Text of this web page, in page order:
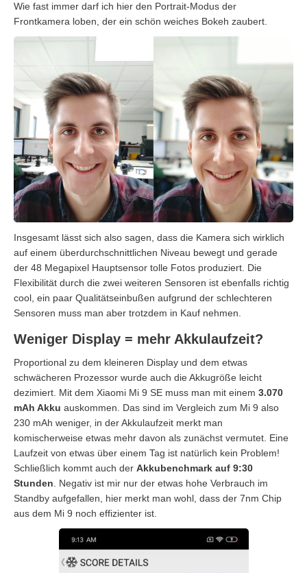
Wie fast immer darf ich hier den Portrait-Modus der
Frontkamera loben, der ein schön weiches Bokeh zaubert.
Insgesamt lässt sich also sagen, dass die Kamera sich wirklich
auf einem überdurchschnittlichen Niveau bewegt und gerade
der 48 Megapixel Hauptsensor tolle Fotos produziert. Die
Flexibilität durch die zwei weiteren Sensoren ist ebenfalls richtig
cool, ein paar Qualitätseinbußen aufgrund der schlechteren
Sensoren muss man aber trotzdem in Kauf nehmen.
Weniger Display = mehr Akkulaufzeit?
Proportional zu dem kleineren Display und dem etwas
schwächeren Prozessor wurde auch die Akkugröße leicht
dezimiert. Mit dem Xiaomi Mi 9 SE muss man mit einem 3.070
mAh Akku auskommen. Das sind im Vergleich zum Mi 9 also
230 mAh weniger, in der Akkulaufzeit merkt man
komischerweise etwas mehr davon als zunächst vermutet. Eine
Laufzeit von etwas über einem Tag ist natürlich kein Problem!
Schließlich kommt auch der Akkubenchmark auf 9:30
Stunden . Negativ ist mir nur der etwas hohe Verbrauch im
Standby aufgefallen, hier merkt man wohl, dass der 7nm Chip
aus dem Mi 9 noch effizienter ist.